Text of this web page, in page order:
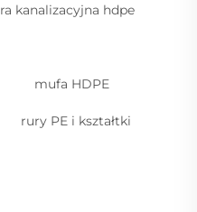
kanalizacyjna hdpe
mufa HDPE
rury PE i kształtki